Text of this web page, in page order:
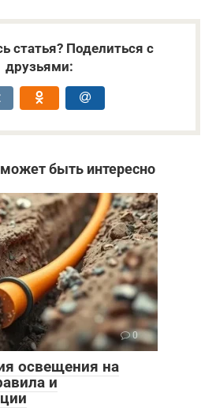
статья? Поделиться с
друзьями:
быть интересно
0
освещения на
и